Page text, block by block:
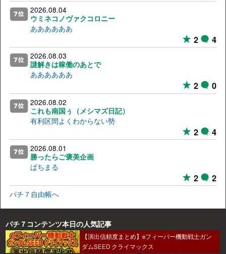
2026.08.04
ウミネコノヴァクコロニー
ああああああ
2 4
2026.08.03
謎解きは稼働のあとで
ああああああ
2 0
2026.08.02
これも南国ぅ（メシマズ日記）
有利区間よくわからない勢
2 4
2026.08.01
勝ったらご褒美企画
ぱちまる
2 2
パチ７自由帳へ
パチ７コンテンツ本日の人気記事
【演出信頼度まとめ】eフィーバー機動戦士ガン
ダムSEED クライマックス